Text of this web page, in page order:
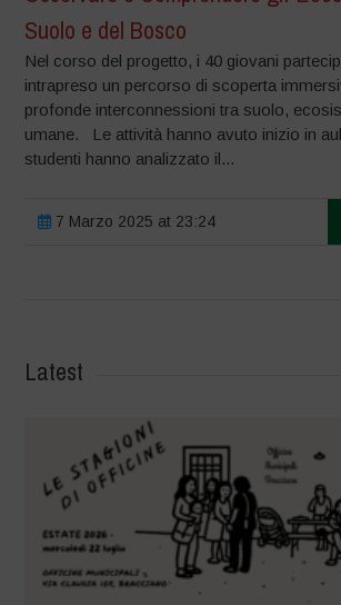
Suolo e del Bosco
Nel corso del progetto, i 40 giovani
intrapreso un percorso di scoperta
profonde interconnessioni tra suolo,
umane. Le attività hanno avuto inizio in
studenti hanno analizzato il...
7 Marzo 2025 at 23:24
Latest